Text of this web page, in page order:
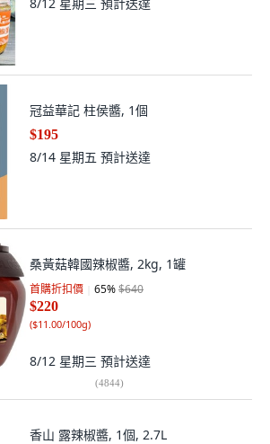
冠益華記 柱侯醬, 1個
$195
8/14 星期五 預計送達
桑黃菇韓國辣椒醬, 2kg, 1罐
首購折扣價 65%$640
$220
($11.00/100g)
8/12 星期三 預計送達
(4844)
香山 露辣椒醬, 1個, 2.7L